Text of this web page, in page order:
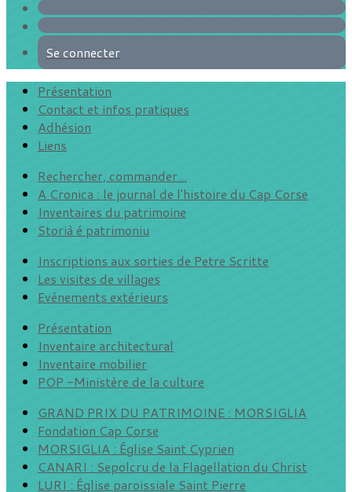
Se connecter
Présentation
Contact et infos pratiques
Adhésion
Liens
Rechercher, commander...
A Cronica : le journal de l'histoire du Cap Corse
Inventaires du patrimoine
Storià é patrimoniu
Inscriptions aux sorties de Petre Scritte
Les visites de villages
Evénements extérieurs
Présentation
Inventaire architectural
Inventaire mobilier
POP -Ministère de la culture
GRAND PRIX DU PATRIMOINE : MORSIGLIA
Fondation Cap Corse
MORSIGLIA : Église Saint Cyprien
CANARI : Sepolcru de la Flagellation du Christ
LURI : Église paroissiale Saint Pierre